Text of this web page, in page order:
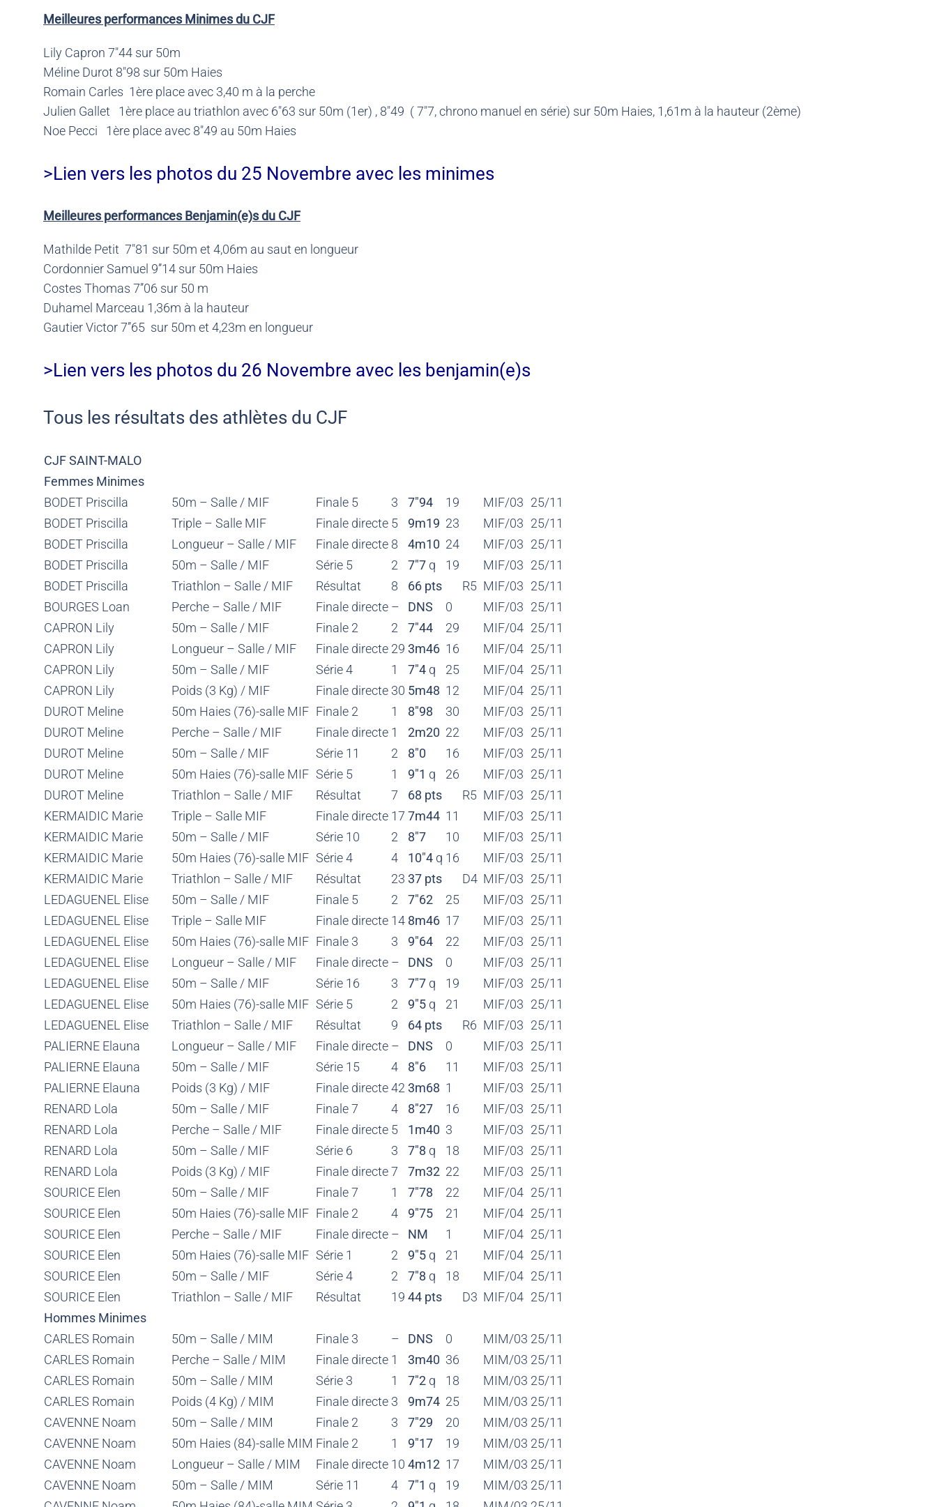
Meilleures performances Minimes du CJF
Lily Capron 7″44 sur 50m
Méline Durot 8″98 sur 50m Haies
Romain Carles 1ère place avec 3,40 m à la perche
Julien Gallet 1ère place au triathlon avec 6″63 sur 50m (1er) , 8″49 ( 7″7, chrono manuel en série) sur 50m Haies, 1,61m à la hauteur (2ème)
Noe Pecci 1ère place avec 8″49 au 50m Haies
>Lien vers les photos du 25 Novembre avec les minimes
Meilleures performances Benjamin(e)s du CJF
Mathilde Petit 7″81 sur 50m et 4,06m au saut en longueur
Cordonnier Samuel 9’’14 sur 50m Haies
Costes Thomas 7’’06 sur 50 m
Duhamel Marceau 1,36m à la hauteur
Gautier Victor 7’’65 sur 50m et 4,23m en longueur
>Lien vers les photos du 26 Novembre avec les benjamin(e)s
Tous les résultats des athlètes du CJF
CJF SAINT-MALO
Femmes Minimes
BODET Priscilla
50m – Salle / MIF Finale 5 3 7″94 19 MIF/03 25/11
BODET Priscilla
Triple – Salle MIF Finale directe 5 9m19 23 MIF/03 25/11
BODET Priscilla
Longueur – Salle / MIF Finale directe 8 4m10 24 MIF/03 25/11
BODET Priscilla
50m – Salle / MIF Série 5 2 7″7 q 19 MIF/03 25/11
BODET Priscilla
Triathlon – Salle / MIF Résultat 8 66 pts R5 MIF/03 25/11
BOURGES Loan
Perche – Salle / MIF Finale directe – DNS 0 MIF/03 25/11
CAPRON Lily
50m – Salle / MIF Finale 2 2 7″44 29 MIF/04 25/11
CAPRON Lily
Longueur – Salle / MIF Finale directe 29 3m46 16 MIF/04 25/11
CAPRON Lily
50m – Salle / MIF Série 4 1 7″4 q 25 MIF/04 25/11
CAPRON Lily
Poids (3 Kg) / MIF Finale directe 30 5m48 12 MIF/04 25/11
DUROT Meline
50m Haies (76)-salle MIF Finale 2 1 8″98 30 MIF/03 25/11
DUROT Meline
Perche – Salle / MIF Finale directe 1 2m20 22 MIF/03 25/11
DUROT Meline
50m – Salle / MIF Série 11 2 8″0 16 MIF/03 25/11
DUROT Meline
50m Haies (76)-salle MIF Série 5 1 9″1 q 26 MIF/03 25/11
DUROT Meline
Triathlon – Salle / MIF Résultat 7 68 pts R5 MIF/03 25/11
KERMAIDIC Marie
Triple – Salle MIF Finale directe 17 7m44 11 MIF/03 25/11
KERMAIDIC Marie
50m – Salle / MIF Série 10 2 8″7 10 MIF/03 25/11
KERMAIDIC Marie
50m Haies (76)-salle MIF Série 4 4 10″4 q 16 MIF/03 25/11
KERMAIDIC Marie
Triathlon – Salle / MIF Résultat 23 37 pts D4 MIF/03 25/11
LEDAGUENEL Elise
50m – Salle / MIF Finale 5 2 7″62 25 MIF/03 25/11
LEDAGUENEL Elise
Triple – Salle MIF Finale directe 14 8m46 17 MIF/03 25/11
LEDAGUENEL Elise
50m Haies (76)-salle MIF Finale 3 3 9″64 22 MIF/03 25/11
LEDAGUENEL Elise
Longueur – Salle / MIF Finale directe – DNS 0 MIF/03 25/11
LEDAGUENEL Elise
50m – Salle / MIF Série 16 3 7″7 q 19 MIF/03 25/11
LEDAGUENEL Elise
50m Haies (76)-salle MIF Série 5 2 9″5 q 21 MIF/03 25/11
LEDAGUENEL Elise
Triathlon – Salle / MIF Résultat 9 64 pts R6 MIF/03 25/11
PALIERNE Elauna
Longueur – Salle / MIF Finale directe – DNS 0 MIF/03 25/11
PALIERNE Elauna
50m – Salle / MIF Série 15 4 8″6 11 MIF/03 25/11
PALIERNE Elauna
Poids (3 Kg) / MIF Finale directe42 3m68 1 MIF/03 25/11
RENARD Lola
50m – Salle / MIF Finale 7 4 8″27 16 MIF/03 25/11
RENARD Lola
Perche – Salle / MIF Finale directe 5 1m40 3 MIF/03 25/11
RENARD Lola
50m – Salle / MIF Série 6 3 7″8 q 18 MIF/03 25/11
RENARD Lola
Poids (3 Kg) / MIF Finale directe7 7m32 22 MIF/03 25/11
SOURICE Elen
50m – Salle / MIF Finale 7 1 7″78 22 MIF/04 25/11
SOURICE Elen
50m Haies (76)-salle MIF Finale 2 4 9″75 21 MIF/04 25/11
SOURICE Elen
Perche – Salle / MIF Finale directe – NM 1 MIF/04 25/11
SOURICE Elen
50m Haies (76)-salle MIF Série 1 2 9″5 q 21 MIF/04 25/11
SOURICE Elen
50m – Salle / MIF Série 4 2 7″8 q 18 MIF/04 25/11
SOURICE Elen
Triathlon – Salle / MIF Résultat 19 44 pts D3 MIF/04 25/11
Hommes Minimes
CARLES Romain
50m – Salle / MIM Finale 3 – DNS 0 MIM/03 25/11
CARLES Romain
Perche – Salle / MIM Finale directe 1 3m40 36 MIM/03 25/11
CARLES Romain
50m – Salle / MIM Série 3 1 7″2 q 18 MIM/03 25/11
CARLES Romain
Poids (4 Kg) / MIM Finale directe 3 9m74 25 MIM/03 25/11
CAVENNE Noam
50m – Salle / MIM Finale 2 3 7″29 20 MIM/03 25/11
CAVENNE Noam
50m Haies (84)-salle MIM Finale 2 1 9″17 19 MIM/03 25/11
CAVENNE Noam
Longueur – Salle / MIM Finale directe 10 4m12 17 MIM/03 25/11
CAVENNE Noam
50m – Salle / MIM Série 11 4 7″1 q 19 MIM/03 25/11